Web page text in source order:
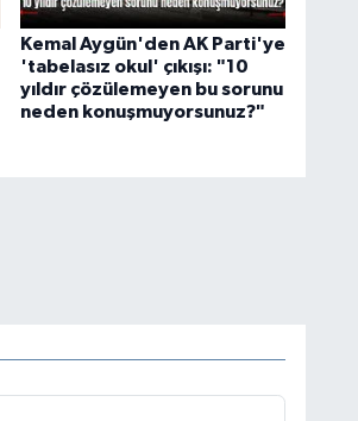
Kemal Aygün'den AK Parti'ye
'tabelasız okul' çıkışı: "10
yıldır çözülemeyen bu sorunu
neden konuşmuyorsunuz?"